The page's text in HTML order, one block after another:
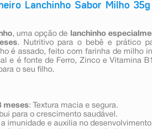
Lanchinho Sabor Milho
, uma opção de lanchinho
. Nutritivo para o bebê e prático
é assado, feito com farinha de milho
e é fonte de Ferro, Zinco e Vitamina
o seu filho.
meses: Textura macia e segura.
para o crescimento saudável.
imunidade e auxilia no